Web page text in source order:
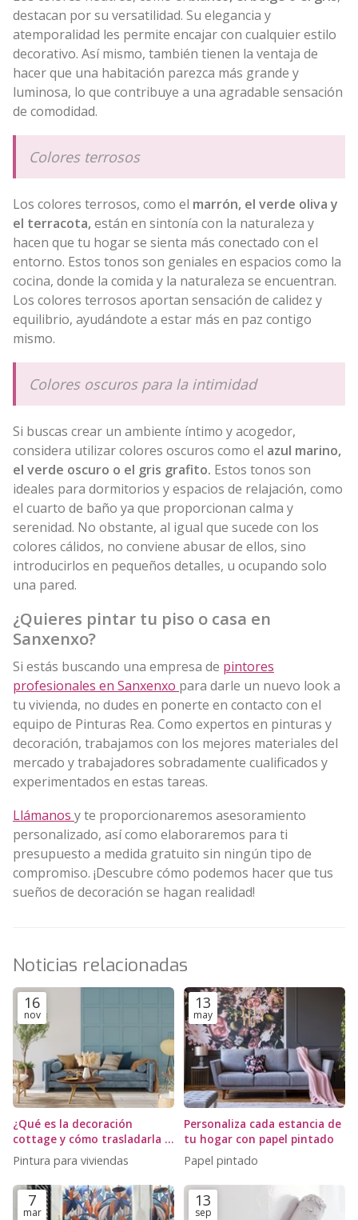
destacan por su versatilidad. Su elegancia y
atemporalidad les permite encajar con cualquier estilo
decorativo. Así mismo, también tienen la ventaja de
hacer que una habitación parezca más grande y
luminosa, lo que contribuye a una agradable sensación
de comodidad.
Colores terrosos
Los colores terrosos, como el marrón, el verde oliva y
el terracota,están en sintonía con la naturaleza y
hacen que tu hogar se sienta más conectado con el
entorno. Estos tonos son geniales en espacios como la
cocina, donde la comida y la naturaleza se encuentran.
Los colores terrosos aportan sensación de calidez y
equilibrio, ayudándote a estar más en paz contigo
mismo.
Colores oscuros para la intimidad
Si buscas crear un ambiente íntimo y acogedor,
considera utilizar colores oscuros como el azul marino,
el verde oscuro o el gris grafito. Estos tonos son
ideales para dormitorios y espacios de relajación, como
el cuarto de baño ya que proporcionan calma y
serenidad. No obstante, al igual que sucede con los
colores cálidos, no conviene abusar de ellos, sino
introducirlos en pequeños detalles, u ocupando solo
una pared.
¿Quieres pintar tu piso o casa en
Sanxenxo?
Si estás buscando una empresa de pintores
profesionales en Sanxenxo para darle un nuevo look a
tu vivienda, no dudes en ponerte en contacto con el
equipo de Pinturas Rea. Como expertos en pinturas y
decoración, trabajamos con los mejores materiales del
mercado y trabajadores sobradamente cualificados y
experimentados en estas tareas.
Llámanos y te proporcionaremos asesoramiento
personalizado, así como elaboraremos para ti
presupuesto a medida gratuito sin ningún tipo de
compromiso. ¡Descubre cómo podemos hacer que tus
sueños de decoración se hagan realidad!
Noticias relacionadas
16
nov
¿Qué es la decoración
cottage y cómo trasladarla a
tu hogar?
Pintura para viviendas
13
may
Personaliza cada estancia de
tu hogar con papel pintado
Papel pintado
7
mar
13
sep